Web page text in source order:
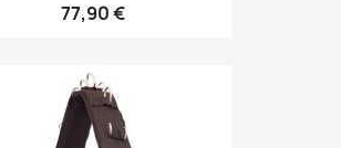
77,90 €